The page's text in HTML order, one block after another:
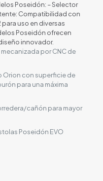
Poseidón: – Selector
Compatibilidad con
para uso en diversas
Poseidón ofrecen
innovador.
por CNC de
Orion con superficie de
para una máxima
cañón para mayor
Poseidón EVO